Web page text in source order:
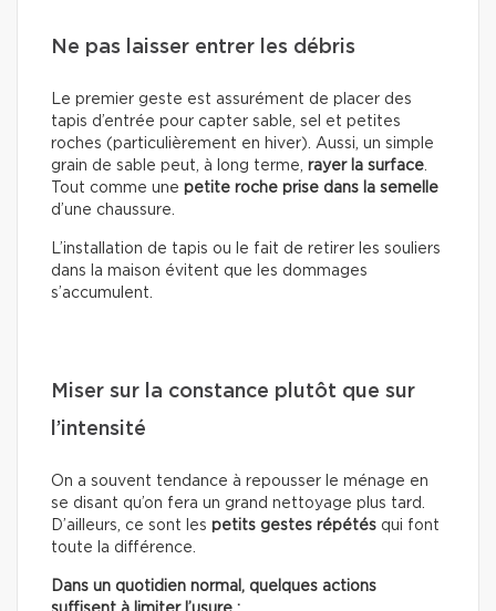
Ne pas laisser entrer les débris
Le premier geste est assurément de placer des
tapis d’entrée pour capter sable, sel et petites
roches (particulièrement en hiver). Aussi, un simple
grain de sable peut, à long terme, rayer la surface
Tout comme une petite roche prise dans la semelle
d’une chaussure.
L’installation de tapis ou le fait de retirer les souliers
dans la maison évitent que les dommages
s’accumulent.
Miser sur la constance plutôt que sur
l’intensité
On a souvent tendance à repousser le ménage en
se disant qu’on fera un grand nettoyage plus tard.
D’ailleurs, ce sont les petits gestes répétés qui font
toute la différence.
Dans un quotidien normal, quelques actions